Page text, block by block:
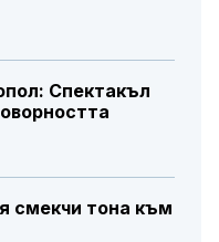
Спектакъл
смекчи тона към